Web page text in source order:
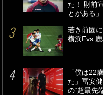
た！ 財前
とがある」
若き前園
横浜Fvs.鹿
「僕は22
た」冨安
の“超最先